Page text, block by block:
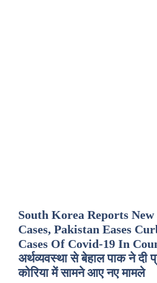
South Korea Reports
Cases, Pakistan Eases
Cases Of Covid-19 In
अर्थव्यवस्था से बेहाल पाक ने दी
कोरिया में सामने आए नए मामले